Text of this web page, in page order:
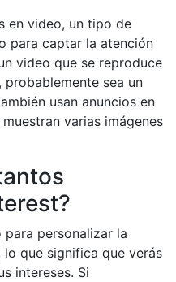
en video, un tipo de
para captar la atención
video que se reproduce
sea un
usan anuncios en
muestran varias imágenes
personalizar la
que significa que verás
intereses. Si